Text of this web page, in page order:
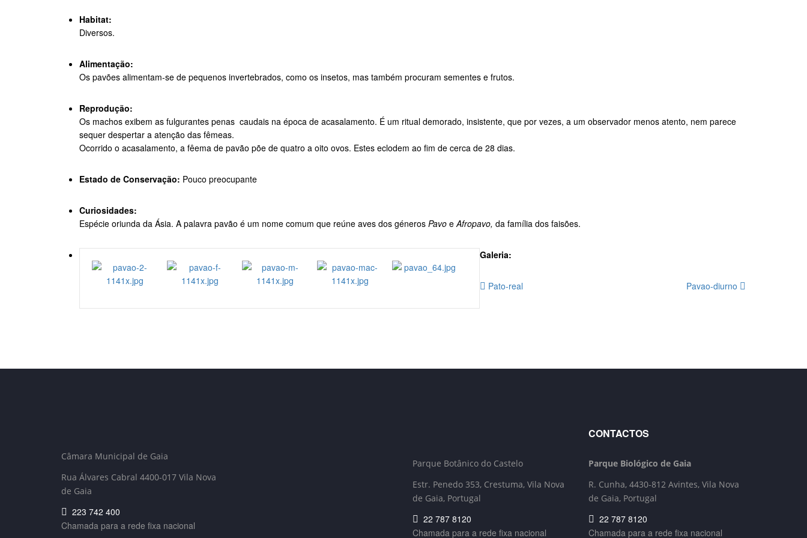
Habitat:
Diversos.
Alimentação:
Os pavões alimentam-se de pequenos invertebrados, como os insetos, mas também procuram sementes e frutos.
Reprodução:
Os machos exibem as fulgurantes penas caudais na época de acasalamento. É um ritual demorado, insistente, que por vezes, a um observador menos atento, nem parece
sequer despertar a atenção das fêmeas.
Ocorrido o acasalamento, a fêema de pavão põe de quatro a oito ovos. Estes eclodem ao fim de cerca de 28 dias.
Estado de Conservação: Pouco preocupante
Curiosidades:
Espécie oriunda da Ásia. A palavra pavão é um nome comum que reúne aves dos géneros Pavo eAfropavo, da família dos faisões.
Galeria:
Pato-real Pavao-diurno
Câmara Municipal de Gaia
Rua Álvares Cabral 4400-017 Vila Nova
de Gaia
223 742 400
Chamada para a rede fixa nacional
Parque Botânico do Castelo
Estr. Penedo 353, Crestuma, Vila Nova
de Gaia, Portugal
22 787 8120
Chamada para a rede fixa nacional
CONTACTOS
Parque Biológico de Gaia
R. Cunha, 4430-812 Avintes, Vila Nova
de Gaia, Portugal
22 787 8120
Chamada para a rede fixa nacional